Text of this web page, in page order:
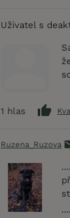
Uživatel s
1 hlas
Ruzena_Ruzova